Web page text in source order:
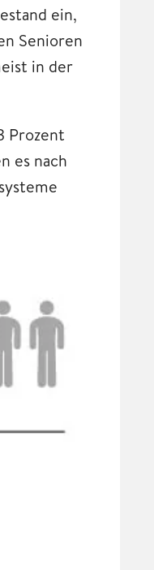
ein,
Senioren
in der
Prozent
es nach